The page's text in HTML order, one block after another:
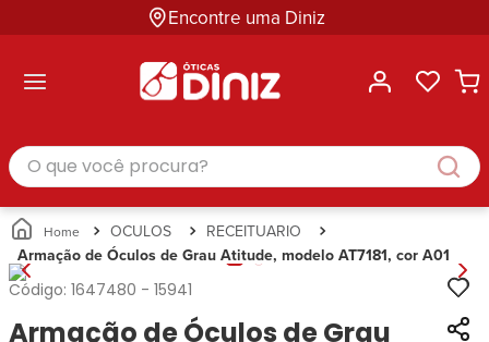
Encontre uma Diniz
Masculino
Feminino
Infantil
Unissex
Busque
Por
Marcas
Ana
Categorias
Masculino
Feminino
Infantil
Unissex
Busque
Por
Correntes
para
Óculos
Estojos
para
Óculos
Soluções
e
Busque
Ray-
Ban
Armani
Exchange
Categoria
Armações
de Óculos
Óculos
de Sol
para
Óculos
O que você procura?
OCULOS
RECEITUARIO
Armação de Óculos de Grau Atitude, modelo AT7181, cor A01
Código: 1647480 - 15941
Armação de Óculos de Grau